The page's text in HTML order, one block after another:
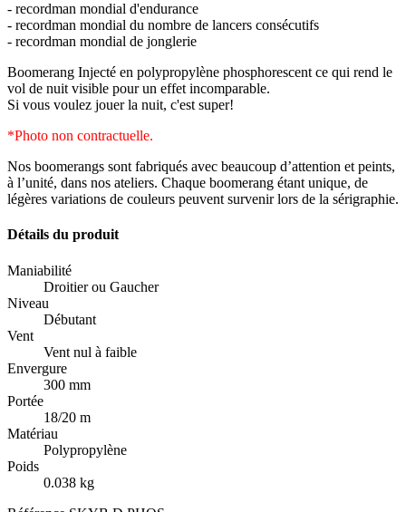
- recordman mondial d'endurance
- recordman mondial du nombre de lancers consécutifs
- recordman mondial de jonglerie
Boomerang Injecté en polypropylène phosphorescent ce qui rend le
vol de nuit visible pour un effet incomparable.
Si vous voulez jouer la nuit, c'est super!
*Photo non contractuelle.
Nos boomerangs sont fabriqués avec beaucoup d’attention et peints,
à l’unité, dans nos ateliers. Chaque boomerang étant unique, de
légères variations de couleurs peuvent survenir lors de la sérigraphie.
Détails du produit
Maniabilité
Droitier ou Gaucher
Niveau
Débutant
Vent
Vent nul à faible
Envergure
300 mm
Portée
18/20 m
Matériau
Polypropylène
Poids
0.038 kg